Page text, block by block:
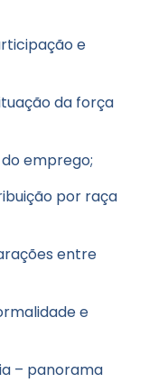
e
da força
emprego;
por raça
entre
e
– panorama